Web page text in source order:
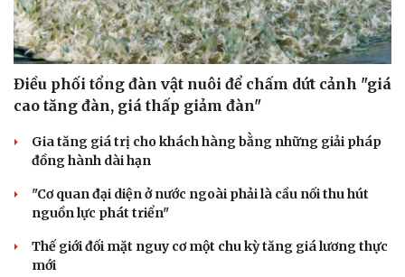
Điều phối tổng đàn vật nuôi để chấm dứt cảnh "giá
cao tăng đàn, giá thấp giảm đàn"
Gia tăng giá trị cho khách hàng bằng những giải pháp
đồng hành dài hạn
"Cơ quan đại diện ở nước ngoài phải là cầu nối thu hút
nguồn lực phát triển"
Thế giới đối mặt nguy cơ một chu kỳ tăng giá lương thực
mới